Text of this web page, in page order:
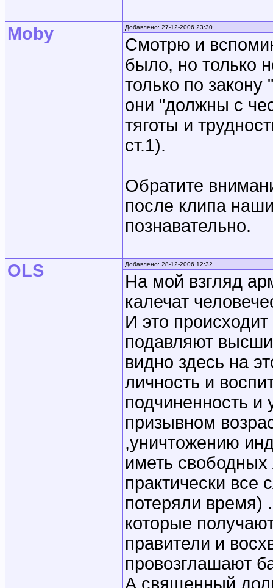
Moby Добавлено: 27-12-2006 23:30
Смотрю и
было, но только
только по закону
они "должны с
тяготы и
ст.1).
Обратите
после клипа
познавательно.
OLS Добавлено: 28-12-2006 12:32
На мой взгляд
калечат
И это
подавляют
видно здесь на
личность и
подчиненность и
призывном
,уничтожению
иметь
практически все
потеряли время)
которые
правители и
провозглашают
А священный